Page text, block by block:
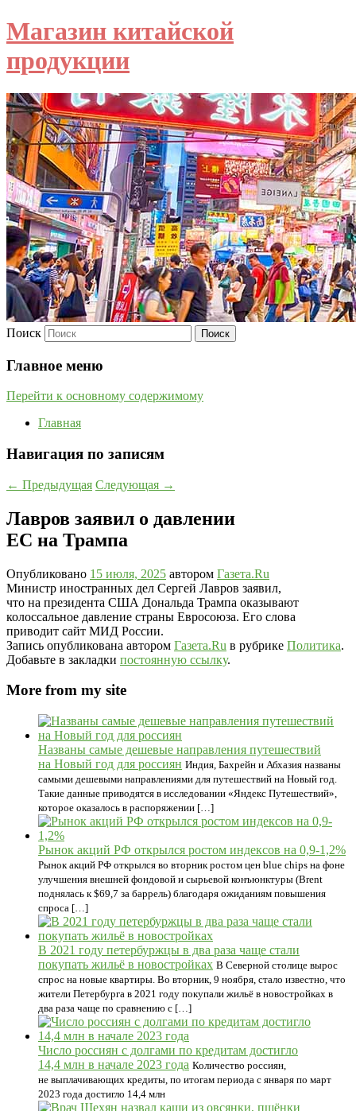
Магазин китайской
продукции
Поиск
Главное меню
Перейти к основному содержимому
Главная
Навигация по записям
← Предыдущая Следующая →
Лавров заявил о давлении
ЕС на Трампа
Опубликовано 15 июля, 2025 автором Газета.Ru
Министр иностранных дел Сергей Лавров заявил,
что на президента США Дональда Трампа оказывают
колоссальное давление страны Евросоюза. Его слова
приводит сайт МИД России.
Запись опубликована автором Газета.Ru в рубрике Политика.
Добавьте в закладки постоянную ссылку.
More from my site
Названы самые дешевые направления путешествий
на Новый год для россиян Индия, Бахрейн и Абхазия названы
самыми дешевыми направлениями для путешествий на Новый год.
Такие данные приводятся в исследовании «Яндекс Путешествий»,
которое оказалось в распоряжении […]
Рынок акций РФ открылся ростом индексов на 0,9-1,2%
Рынок акций РФ открылся во вторник ростом цен blue chips на фоне
улучшения внешней фондовой и сырьевой конъюнктуры (Brent
поднялась к $69,7 за баррель) благодаря ожиданиям повышения
спроса […]
В 2021 году петербуржцы в два раза чаще стали
покупать жильё в новостройках В Северной столице вырос
спрос на новые квартиры. Во вторник, 9 ноября, стало известно, что
жители Петербурга в 2021 году покупали жильё в новостройках в
два раза чаще по сравнению с […]
Число россиян с долгами по кредитам достигло
14,4 млн в начале 2023 года Количество россиян,
не выплачивающих кредиты, по итогам периода с января по март
2023 года достигло 14,4 млн